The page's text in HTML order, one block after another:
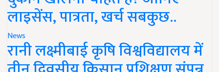
लाइसेंस, पात्रता, खर्च सबकुछ..
News
रानी लक्ष्मीबाई कृषि विश्वविद्यालय में